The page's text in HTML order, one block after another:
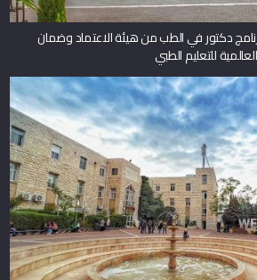
دكتور في الطب من هيئة الاعتماد وضمان
للتعليم الطبي